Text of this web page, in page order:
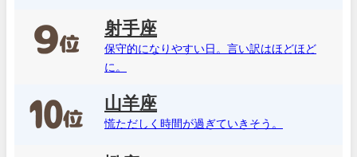
射手座
保守的になりやすい日。言い訳はほどほど
に。
山羊座
慌ただしく時間が過ぎていきそう。